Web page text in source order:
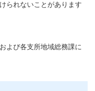
られないことがあります
よび各支所地域総務課に